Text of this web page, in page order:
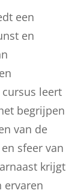
een
en
leert
begrijpen
van de
sfeer van
krijgt
ervaren